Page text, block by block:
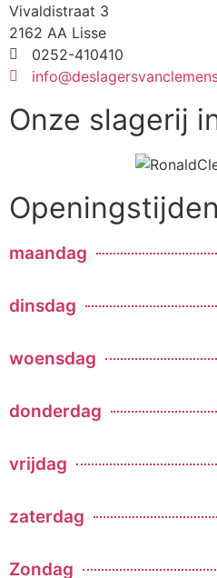
Vivaldistraat 3
2162 AA Lisse
0252-410410
Onze slagerij
Openingstijden
maandag
dinsdag
woensdag
donderdag
vrijdag
zaterdag
Zondag